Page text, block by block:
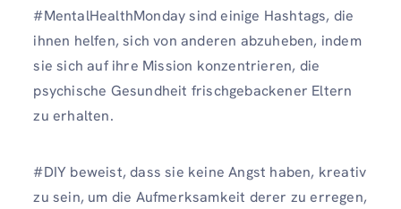
#MentalHealthMonday sind einige Hashtags, die
ihnen helfen, sich von anderen abzuheben, indem
sie sich auf ihre Mission konzentrieren, die
psychische Gesundheit frischgebackener Eltern
zu erhalten.
#DIY beweist, dass sie keine Angst haben, kreativ
zu sein, um die Aufmerksamkeit derer zu erregen,